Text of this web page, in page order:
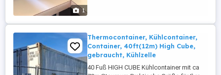
1
Thermocontainer, Kühlcontainer,
Container, 40ft(12m) High Cube,
gebraucht, Kühlzelle
40 Fuß HIGH CUBE Kühlcontainer mit ca